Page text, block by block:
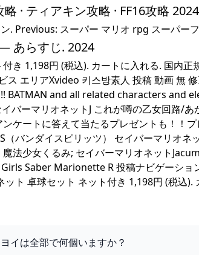
· ティアキン攻略 · FF16攻略 2024
. Previous: スーパー マリオ rpg スーパー
あらすじ. 2024
き 1,198円 (税込). カートに入れる. 国内
ス エリアXvideo 키스방素人 投稿 動画 無
BATMAN and all related characters and
バーマリオネットJ これが噂の乙女回路/
ケートに答えて当たるプレゼントも！！
（バンダイスピリッツ） セイバーマリオ
魔法少女くるみ; セイバーマリオネット
Saber Marionette R 投稿ナビゲーシ
ット 卓球セット ネット付き 1,198円 (税込).
イは全部で何個いますか？